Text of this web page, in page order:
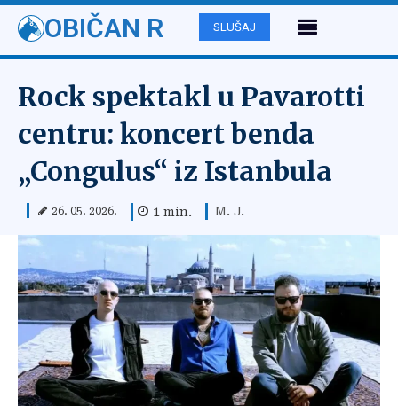
OBIČAN R SLUŠAJ
Rock spektakl u Pavarotti
centru: koncert benda
„Congulus“ iz Istanbula
26. 05. 2026. 1 min. M. J.